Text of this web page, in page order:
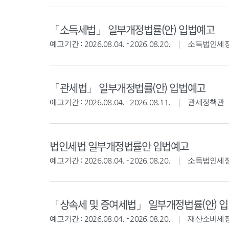
「소득세법」 일부개정법률(안) 입법예고
예고기간 : 2026.08.04. - 2026.08.20. 소득법인세
「관세법」 일부개정법률(안) 입법예고
예고기간 : 2026.08.04. - 2026.08.11. 관세정책관
법인세법 일부개정법률안 입법예고
예고기간 : 2026.08.04. - 2026.08.20. 소득법인세
「상속세 및 증여세법」 일부개정법률(안)
예고기간 : 2026.08.04. - 2026.08.20. 재산소비세